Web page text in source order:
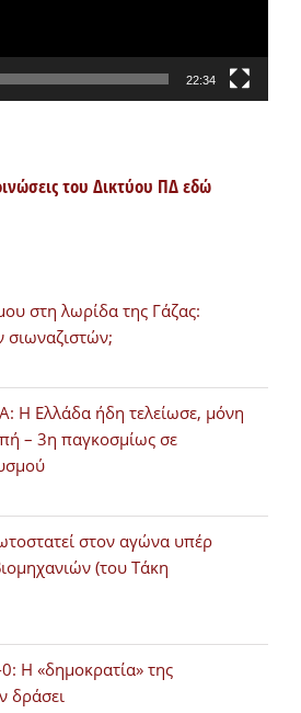
22:34
του Δικτύου ΠΔ εδώ
στη λωρίδα της Γάζας:
σιωναζιστών;
Η Ελλάδα ήδη τελείωσε, μόνη
– 3η παγκοσμίως σε
στον αγώνα υπέρ
(του Τάκη
Η «δημοκρατία» της
δράσει